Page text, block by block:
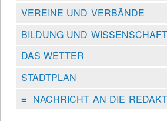
VEREINE UND VERBÄNDE
BILDUNG UND WISSENSCHAFT
DAS WETTER
STADTPLAN
≡NACHRICHT AN DIE